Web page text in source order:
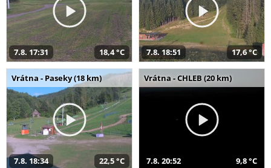
7.8. 17:31 18,4 °C 7.8. 18:51 17,6 °C
Vrátna - Paseky (18 km)
7.8. 18:34 22,5 °C
Vrátna - CHLEB (20 km)
7.8. 20:52 9,8 °C